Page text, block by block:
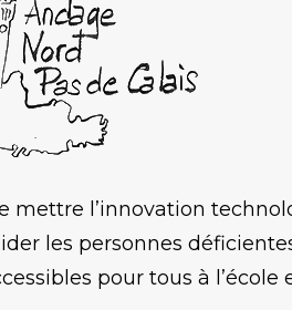
mettre l’innovation
les personnes
pour tous à l’école